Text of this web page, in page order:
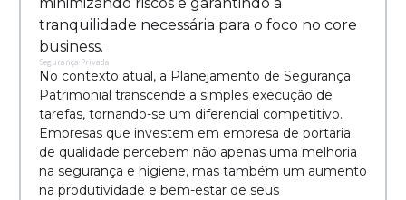
tranquilidade necessária para o foco no core
business.
Segurança Privada
No contexto atual, a Planejamento de Segurança
Patrimonial transcende a simples execução de
tarefas, tornando-se um diferencial competitivo.
Empresas que investem em empresa de portaria
de qualidade percebem não apenas uma melhoria
na segurança e higiene, mas também um aumento
na produtividade e bem-estar de seus